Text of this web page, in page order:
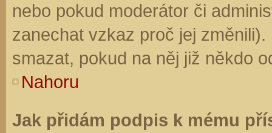
nebo pokud moderátor či
zanechat vzkaz proč jej
smazat, pokud na něj již někdo
Nahoru
Jak přidám podpis k mému